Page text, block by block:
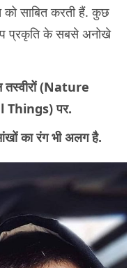
साबित करती हैं. कुछ
प्रकृति के सबसे अनोखे
(Nature
पर.
का रंग भी अलग है.